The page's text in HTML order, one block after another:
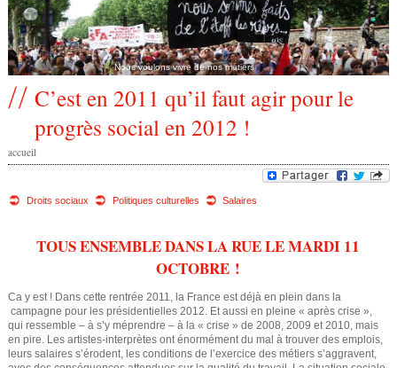
u
l
r
d
r
e
Nous voulons vivre de nos métiers
C’est en 2011 qu’il faut agir pour le
progrès social en 2012 !
o
ê
t
e
accueil
Droits sociaux Politiques culturelles Salaires
TOUS ENSEMBLE DANS LA RUE LE MARDI 11
OCTOBRE !
Ca y est ! Dans cette rentrée 2011, la France est déjà en plein dans la
campagne pour les présidentielles 2012. Et aussi en pleine « après crise »,
qui ressemble – à s’y méprendre – à la « crise » de 2008, 2009 et 2010, mais
en pire. Les artistes-interprètes ont énormément du mal à trouver des emplois,
leurs salaires s’érodent, les conditions de l’exercice des métiers s’aggravent,